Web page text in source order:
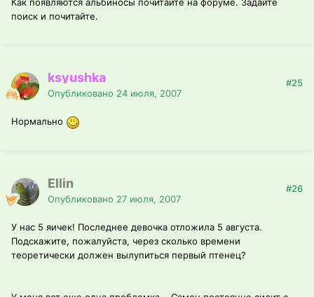
Как появляются альбиносы почитайте на форуме. Задайте
поиск и почитайте.
ksyushka
Опубликовано 24 июля, 2007
#25
Нормально
Ellin
Опубликовано 27 июля, 2007
#26
У нас 5 яичек! Последнее девочка отложила 5 августа.
Подскажите, пожалуйста, через сколько времени
теоретически должен вылупиться первый птенец?